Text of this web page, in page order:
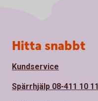
Sidfot
Hitta snabbt
Kundservice
Spärrhjälp 08-411 10 11